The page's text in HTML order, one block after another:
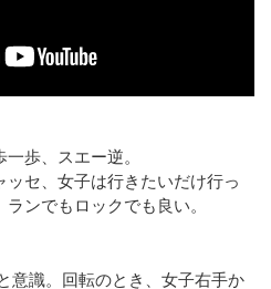
歩、スエー逆。
セ、女子は行きたいだけ行っ
ンでもロックでも良い。
意識。回転のとき、女子右手か